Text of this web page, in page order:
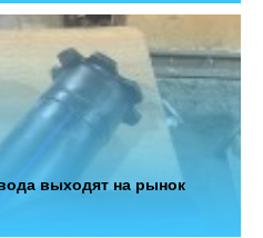
выходят на рынок